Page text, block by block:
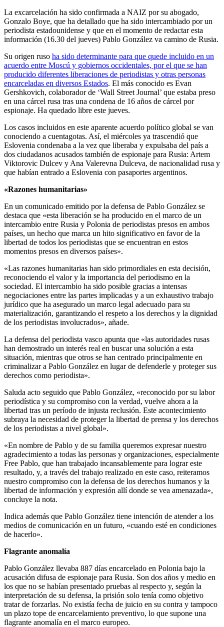
La excarcelación ha sido confirmada a NAIZ por su abogado,
Gonzalo Boye, que ha detallado que ha sido intercambiado por un
periodista estadounidense y que en el momento de redactar esta
información (16.30 del jueves) Pablo González va camino de Rusia.
Su origen ruso ha sido determinante para que quede incluido en un
acuerdo entre Moscú y gobiernos occidentales, por el que se han
producido diferentes liberaciones de periodistas y otras personas
encarceladas en diversos Estados. El más conocido es Evan
Gershkovich, colaborador de ‘Wall Street Journal’ que estaba preso
en una cárcel rusa tras una condena de 16 años de cárcel por
espionaje. Ha quedado libre este jueves.
Los casos incluidos en este aparente acuerdo político global se van
conociendo a cuentagotas. Así, el miércoles ya trascendió que
Eslovenia condenaba a la vez que liberaba y expulsaba del país a
dos ciudadanos acusados también de espionaje para Rusia: Artem
Viktorovic Dulcev y Ana Valerevna Dulceva, de nacionalidad rusa y
que habían entrado a Eslovenia con pasaportes argentinos.
«Razones humanitarias»
En un comunicado emitido por la defensa de Pablo González se
destaca que «esta liberación se ha producido en el marco de un
intercambio entre Rusia y Polonia de periodistas presos en ambos
países, un hecho que marca un hito significativo en favor de la
libertad de todos los periodistas que se encuentran en estos
momentos presos en diversos países».
«Las razones humanitarias han sido primordiales en esta decisión,
reconociendo el valor y la importancia del periodismo en la
sociedad. El intercambio ha sido posible gracias a intensas
negociaciones entre las partes implicadas y a un exhaustivo trabajo
jurídico que ha asegurado un marco legal adecuado para su
materialización, garantizando el respeto a los derechos y la dignidad
de los periodistas involucrados», añade.
La defensa del periodista vasco apunta que «las autoridades rusas
han demostrado un interés real en buscar una solución a esta
situación, mientras que otros se han centrado principalmente en
criminalizar a Pablo González en lugar de defenderle y proteger sus
derechos como periodista».
Saluda acto seguido que Pablo González, «reconocido por su labor
periodística y su compromiso con la verdad, vuelve ahora a la
libertad tras un período de injusta reclusión. Este acontecimiento
subraya la necesidad de proteger la libertad de prensa y los derechos
de los periodistas a nivel global».
«En nombre de Pablo y de su familia queremos expresar nuestro
agradecimiento a todas las personas y organizaciones, especialmente
Free Pablo, que han trabajado incansablemente para lograr este
resultado, y, a través del trabajo realizado en este caso, reiteramos
nuestro compromiso con la defensa de los derechos humanos y la
libertad de información y expresión allí donde se vea amenazada»,
concluye la nota.
Indica además que Pablo González tiene intención de atender a los
medios de comunicación en un futuro, «cuando esté en condiciones
de hacerlo».
Flagrante anomalía
Pablo González llevaba 887 días encarcelado en Polonia bajo la
acusación difusa de espionaje para Rusia. Son dos años y medio en
los que no se habían presentado pruebas al respecto y, según la
interpretación de su defensa, la prisión solo tenía como objetivo
tratar de forzarlas. No existía fecha de juicio en su contra y tampoco
un plazo tope de encarcelamiento preventivo, lo que supone una
flagrante anomalía en el marco europeo.